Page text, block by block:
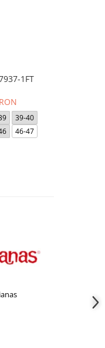
1FT
39-40
46-47
JACK